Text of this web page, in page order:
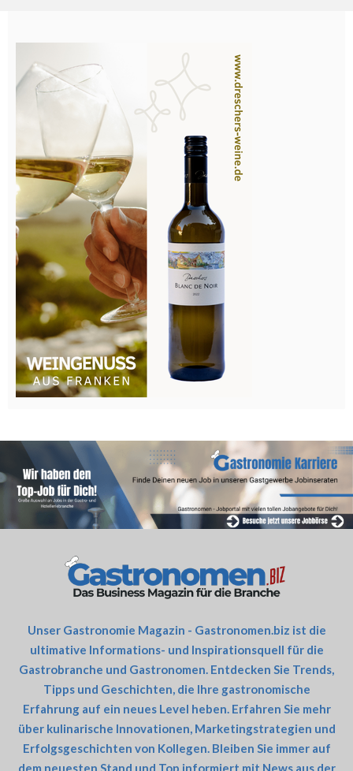
Unser Gastronomie Magazin - Gastronomen.biz ist die
ultimative Informations- und Inspirationsquell für die
Gastrobranche und Gastronomen. Entdecken Sie Trends,
Tipps und Geschichten, die Ihre gastronomische
Erfahrung auf ein neues Level heben. Erfahren Sie mehr
über kulinarische Innovationen, Marketingstrategien und
Erfolgsgeschichten von Kollegen. Bleiben Sie immer auf
dem neuesten Stand und Top informiert mit News aus der